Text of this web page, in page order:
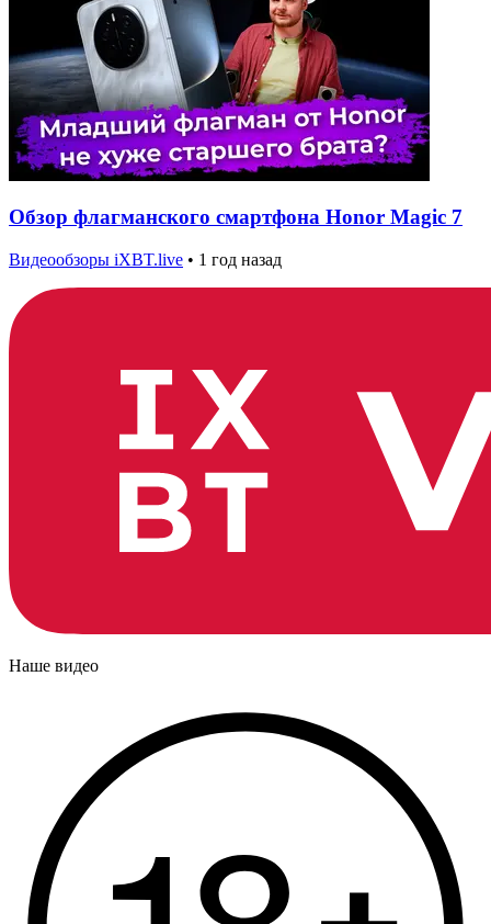
Обзор флагманского смартфона Honor Magic 7
Видеообзоры iXBT.live • 1 год назад
Наше видео